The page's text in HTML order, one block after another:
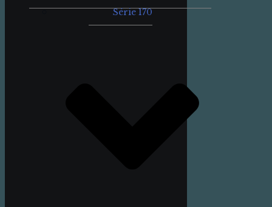
Série 170